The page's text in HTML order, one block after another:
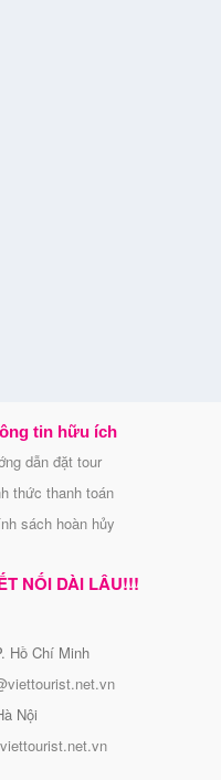
tin hữu ích
dẫn đặt tour
thức thanh toán
sách hoàn hủy
NỐI DÀI LÂU!!!
Hồ Chí Minh
Nội